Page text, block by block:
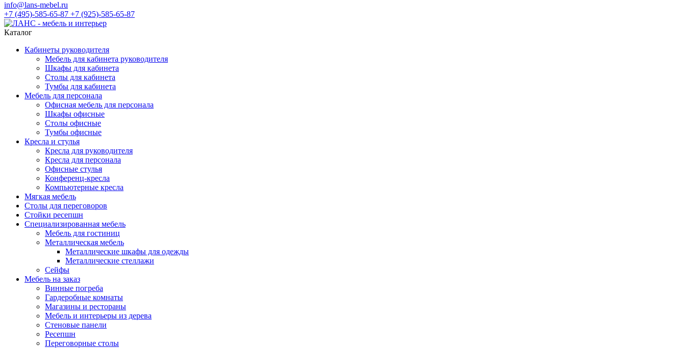
info@lans-mebel.ru
+7 (495)-585-65-87 +7 (925)-585-65-87
Каталог
Кабинеты руководителя
Мебель для кабинета руководителя
Шкафы для кабинета
Столы для кабинета
Тумбы для кабинета
Мебель для персонала
Офисная мебель для персонала
Шкафы офисные
Столы офисные
Тумбы офисные
Кресла и стулья
Кресла для руководителя
Кресла для персонала
Офисные стулья
Конференц-кресла
Компьютерные кресла
Мягкая мебель
Столы для переговоров
Стойки ресепшн
Специализированная мебель
Мебель для гостиниц
Металлическая мебель
Металлические шкафы для одежды
Металлические стеллажи
Сейфы
Мебель на заказ
Винные погреба
Гардеробные комнаты
Магазины и рестораны
Мебель и интерьеры из дерева
Стеновые панели
Ресепшн
Переговорные столы